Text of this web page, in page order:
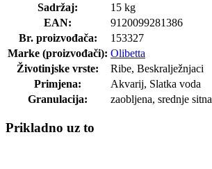
Sadržaj:
15 kg
EAN:
9120099281386
Br. proizvođača:
153327
Marke (proizvođači): Olibetta
Životinjske vrste:
Ribe, Beskralježnjaci
Primjena:
Akvarij, Slatka voda
Granulacija:
zaobljena, srednje sitna
Prikladno uz to